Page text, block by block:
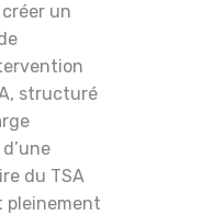
un
structuré
du TSA
pleinement